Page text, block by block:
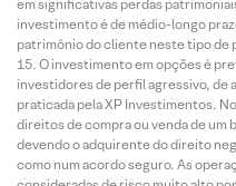
em significativas perdas
investimento é de médio-longo
patrimônio do cliente neste tipo de
O investimento em opções é
investidores de perfil agressivo, de
praticada pela XP Investimentos.
direitos de compra ou venda de um
devendo o adquirente do direito
como num acordo seguro. As